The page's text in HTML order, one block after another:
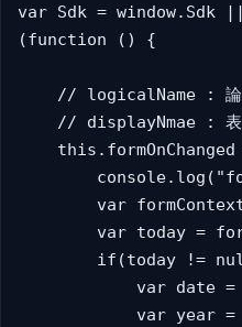
var Sdk = window.Sdk
(function () {
// logicalName : 論
// displayNmae : 表
var
var today =
if(today !=
var date =
var year =